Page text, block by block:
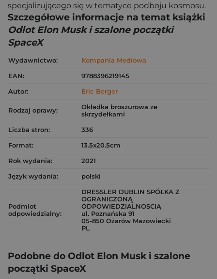
specjalizującego się w tematyce podboju kosmosu.
Szczegółowe informacje na temat książki
Odlot Elon Musk i szalone początki
SpaceX
Wydawnictwo:
Kompania Mediowa
EAN:
9788396219145
Autor:
Eric Berger
Rodzaj oprawy:
Okładka broszurowa ze
skrzydełkami
Liczba stron:
336
Format:
13.5x20.5cm
Rok wydania:
2021
Język wydania:
polski
Podmiot
odpowiedzialny:
DRESSLER DUBLIN SPÓŁKA Z
OGRANICZONĄ
ODPOWIEDZIALNOSCIĄ
ul. Poznańska 91
05-850 Ożarów Mazowiecki
PL
Podobne do Odlot Elon Musk i szalone
początki SpaceX